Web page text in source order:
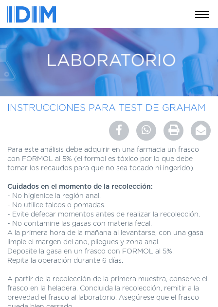
NOSOTROS
EDUCACIÓN
INSTRUCCIONES
PARA
PACIENTES
INVESTIGACIÓN
Y
HORARIOS
MODULO
DE
AUTOGESTIÓN
CENTRAL
DE
|
5031-
4100
INSTRUCCIONES PARA TEST DE GRAHAM
Para este análisis debe adquirir en una farmacia un frasco
con FORMOL al 5% (el formol es tóxico por lo que debe
tomar los recaudos para que no sea tocado ni ingerido).
Cuidados en el momento de la recolección:
- No higienice la región anal.
- No utilice talcos o pomadas.
- Evite defecar momentos antes de realizar la recolección.
- No contamine las gasas con materia fecal.
A la primera hora de la mañana al levantarse, con una gasa
limpie el margen del ano, pliegues y zona anal.
Deposite la gasa en un frasco con FORMOL al 5%.
Repita la operación durante 6 días.
A partir de la recolección de la primera muestra, conserve el
frasco en la heladera. Concluida la recolección, remitir a la
brevedad el frasco al laboratorio. Asegúrese que el frasco